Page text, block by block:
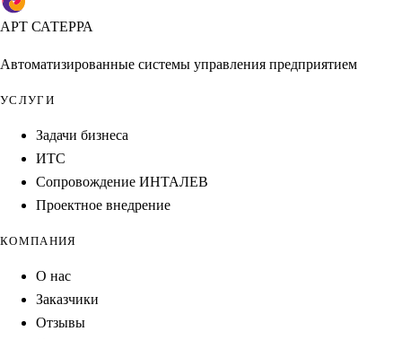
АРТ САТЕРРА
Автоматизированные системы управления предприятием
УСЛУГИ
Задачи бизнеса
ИТС
Сопровождение ИНТАЛЕВ
Проектное внедрение
КОМПАНИЯ
О нас
Заказчики
Отзывы